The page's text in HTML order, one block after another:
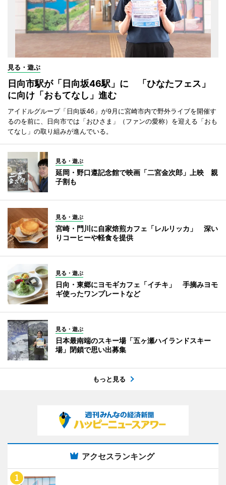
見る・遊ぶ
日向市駅が「日向坂46駅」に 「ひなたフェス」
に向け「おもてなし」進む
アイドルグループ「日向坂46」が9月に宮崎市内で野外ライブを開催す
るのを前に、日向市では「おひさま」（ファンの愛称）を迎える「おも
てなし」の取り組みが進んでいる。
見る・遊ぶ
延岡・野口遵記念館で映画「二宮金次郎」上映 親
子割も
見る・遊ぶ
宮崎・門川に自家焙煎カフェ「レルリッカ」 深い
りコーヒーや軽食を提供
見る・遊ぶ
日向・東郷にヨモギカフェ「イチキ」 手摘みヨモ
ギ使ったワンプレートなど
見る・遊ぶ
日本最南端のスキー場「五ヶ瀬ハイランドスキー
場」閉鎖で思い出募集
もっと見る
アクセスランキング